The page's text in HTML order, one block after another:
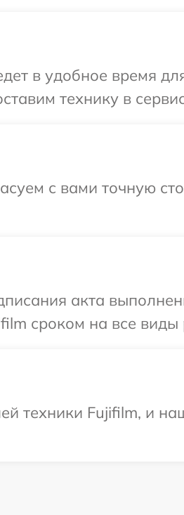
в удобное время
технику в
с вами точную
акта
сроком на все виды
техники Fujifilm, и